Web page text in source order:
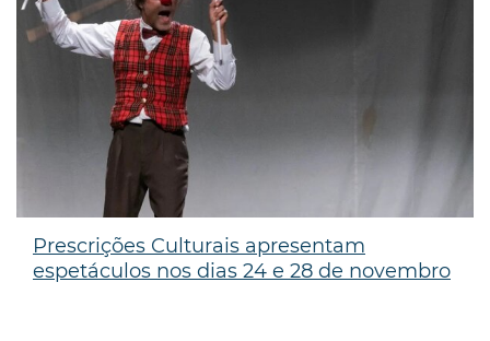
Prescrições Culturais apresentam
espetáculos nos dias 24 e 28 de novembro